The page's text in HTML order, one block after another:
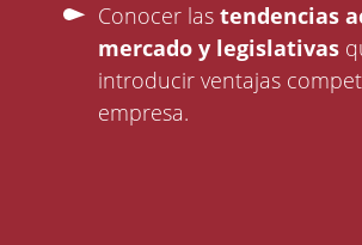
Conocer lastendencias
mercado y legislativas
introducir ventajas
empresa.